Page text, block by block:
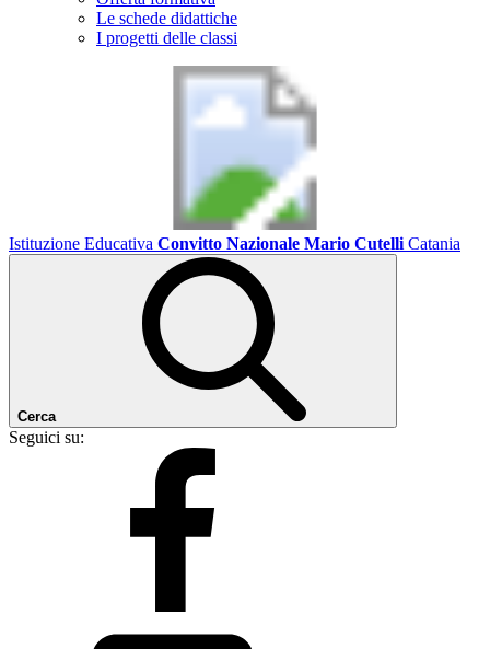
Le schede didattiche
I progetti delle classi
Istituzione Educativa Convitto Nazionale Mario Cutelli Catania
Cerca
Seguici su: